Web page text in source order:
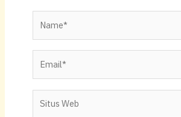
Web